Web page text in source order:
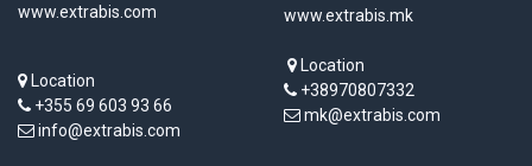
www.extrabis.com
Location
+355 69 603 93 66
info@extrabis.com
www.extrabis.mk
Location
+38970807332
mk@extrabis.com